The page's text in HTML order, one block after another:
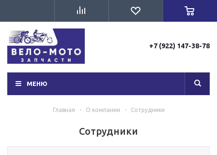
+7 (922) 147-38-78
МЕНЮ
Главная - О компании - Сотрудники
Сотрудники